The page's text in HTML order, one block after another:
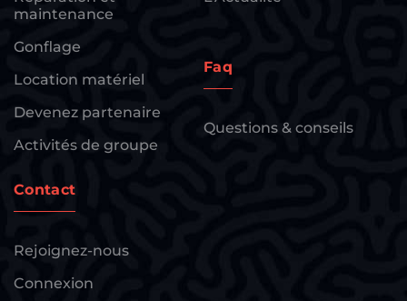
maintenance
Gonflage
Location matériel
Devenez partenaire
Activités de groupe
Faq
Questions & conseils
Contact
Rejoignez-nous
Connexion